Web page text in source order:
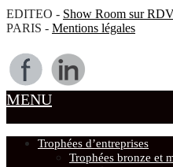
EDITEO - Show Room sur
PARIS - Mentions légales
MENU
Trophées d’entreprises
Trophées bronze et